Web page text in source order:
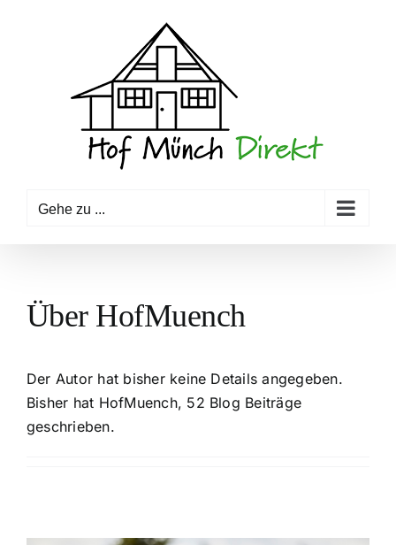
Gehe zu ...
Über HofMuench
Der Autor hat bisher keine Details angegeben.
Bisher hat HofMuench, 52 Blog Beiträge
geschrieben.